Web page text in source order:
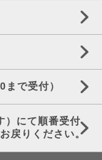
で受付）
）にて順番受付
戻りください。